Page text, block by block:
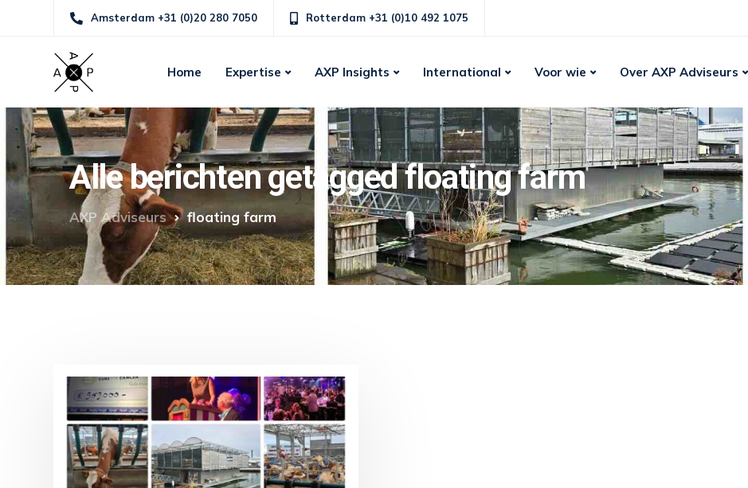
Amsterdam +31 (0)20 280 7050 Rotterdam +31 (0)10 492 1075
Home Expertise AXP Insights International Voor wie Over AXP Adviseurs
Alle berichten getagged floating farm
AXP Adviseurs floating farm